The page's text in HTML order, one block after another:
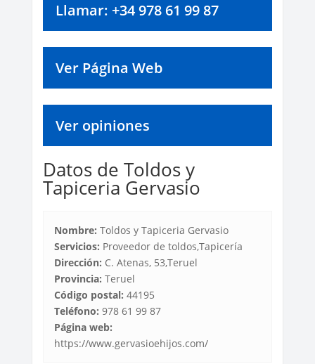
Llamar: +34 978 61 99 87
Ver Página Web
Ver opiniones
Datos de Toldos y
Tapiceria Gervasio
Nombre: Toldos y Tapiceria Gervasio
Servicios: Proveedor de toldos,Tapicería
Dirección: C. Atenas, 53,Teruel
Provincia: Teruel
Código postal: 44195
Teléfono: 978 61 99 87
Página web:
https://www.gervasioehijos.com/